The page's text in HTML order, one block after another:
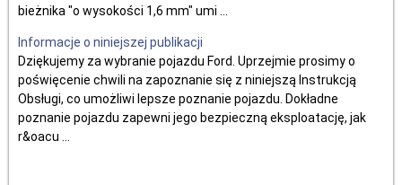
bieżnika "o wysokości 1,6 mm" umi ...
Informacje o niniejszej publikacji
Dziękujemy za wybranie pojazdu Ford. Uprzejmie prosimy o
poświęcenie chwili na zapoznanie się z niniejszą Instrukcją
Obsługi, co umożliwi lepsze poznanie pojazdu. Dokładne
poznanie pojazdu zapewni jego bezpieczną eksploatację, jak
r&oacu ...